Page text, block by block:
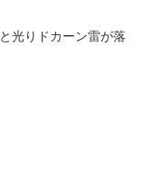
と光りドカーン雷が落